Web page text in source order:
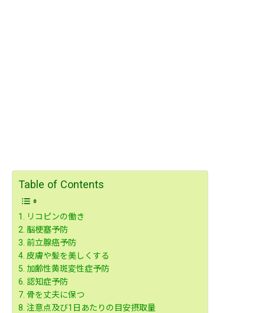
Table of Contents
リコピンの働き
脳梗塞予防
前立腺癌予防
皮膚や髪を美しくする
加齢性黄斑変性症予防
認知症予防
骨を丈夫に保つ
注意点及び1日あたりの目安摂取量